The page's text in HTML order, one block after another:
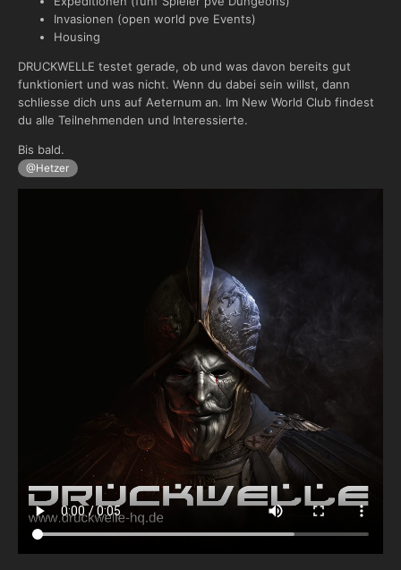
Invasionen (open world pve Events)
Housing
DRUCKWELLE testet gerade, ob und was davon bereits gut
funktioniert und was nicht. Wenn du dabei sein willst, dann
schliesse dich uns auf Aeternum an. Im New World Club findest
du alle Teilnehmenden und Interessierte.
Bis bald.
@Hetzer